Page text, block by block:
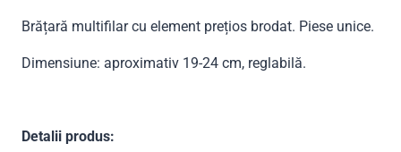
Brățară multifilar cu element prețios brodat. Piese unice.
Dimensiune: aproximativ 19-24 cm, reglabilă.
Detalii produs: